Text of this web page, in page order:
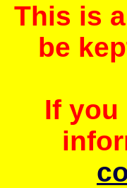
This is
be
If you